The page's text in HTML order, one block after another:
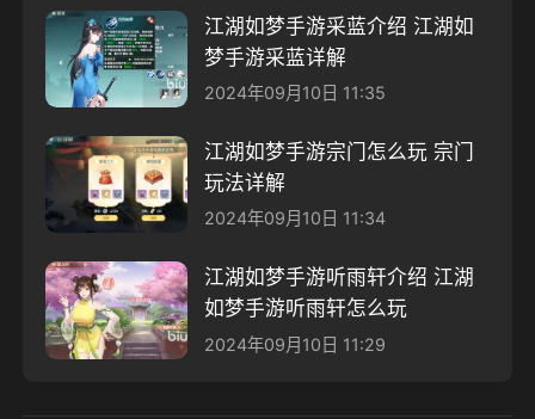
江湖如梦手游采蓝介绍 江湖如
梦手游采蓝详解
2024年09月10日 11:35
江湖如梦手游宗门怎么玩 宗门
玩法详解
2024年09月10日 11:34
江湖如梦手游听雨轩介绍 江湖
如梦手游听雨轩怎么玩
2024年09月10日 11:29